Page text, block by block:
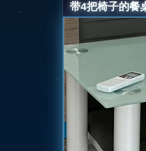
带4把椅子的餐